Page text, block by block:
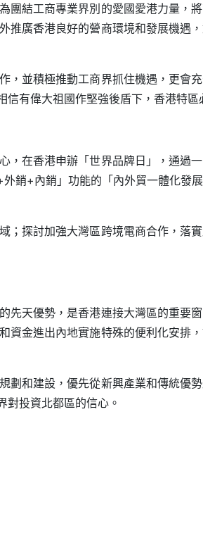
團結工商專業界別的愛國愛港力量，
推廣香港良好的營商環境和發展機遇
，並積極推動工商界抓住機遇，更會
有偉大祖國作堅強後盾下，香港特區
，在香港申辦「世界品牌日」，通過
銷+內銷」功能的「內外貿一體化發
；探討加強大灣區跨境電商合作，落
先天優勢，是香港連接大灣區的重要
資金進出內地實施特殊的便利化安排
劃和建設，優先從新興產業和傳統優
對投資北都區的信心。